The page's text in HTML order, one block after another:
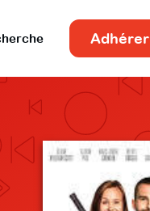
Adhérer